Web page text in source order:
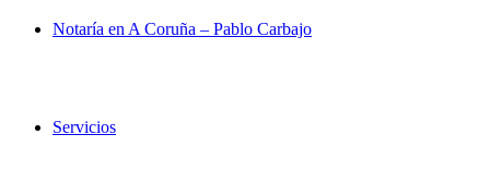
Notaría en A Coruña – Pablo Carbajo
Servicios